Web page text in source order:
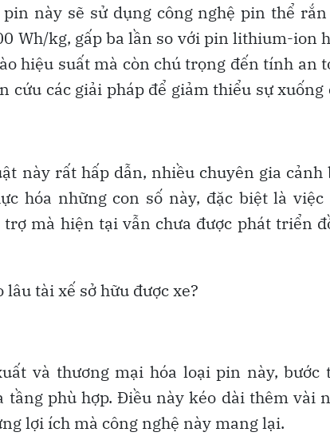
này sẽ sử dụng công nghệ pin thể
Wh/kg, gấp ba lần so với pin lithium-ion
hiệu suất mà còn chú trọng đến tính an
cứu các giải pháp để giảm thiểu sự xuống
này rất hấp dẫn, nhiều chuyên gia cảnh
hóa những con số này, đặc biệt là việc
mà hiện tại vẫn chưa được phát triển
tài xế sở hữu được xe?
và thương mại hóa loại pin này, bước
tầng phù hợp. Điều này kéo dài thêm vài
lợi ích mà công nghệ này mang lại.